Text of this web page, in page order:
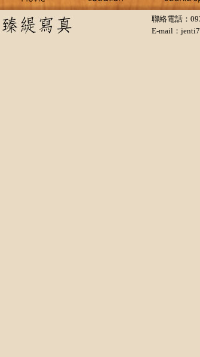
聯絡電話：
E-mail：